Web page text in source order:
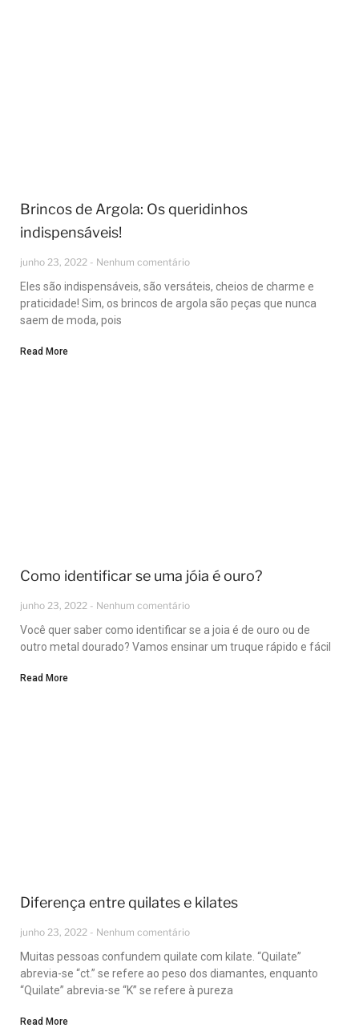
Brincos de Argola: Os queridinhos
indispensáveis!
junho 23, 2022 Nenhum comentário
Eles são indispensáveis, são versáteis, cheios de charme e
praticidade! Sim, os brincos de argola são peças que nunca
saem de moda, pois
Read More
Como identificar se uma jóia é ouro?
junho 23, 2022 Nenhum comentário
Você quer saber como identificar se a joia é de ouro ou de
outro metal dourado? Vamos ensinar um truque rápido e fácil
Read More
Diferença entre quilates e kilates
junho 23, 2022 Nenhum comentário
Muitas pessoas confundem quilate com kilate. “Quilate”
abrevia-se “ct.” se refere ao peso dos diamantes, enquanto
“Quilate” abrevia-se “K” se refere à pureza
Read More